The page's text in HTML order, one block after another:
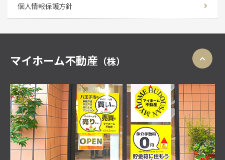
個人情報保護方針
マイホーム不動産 （株）